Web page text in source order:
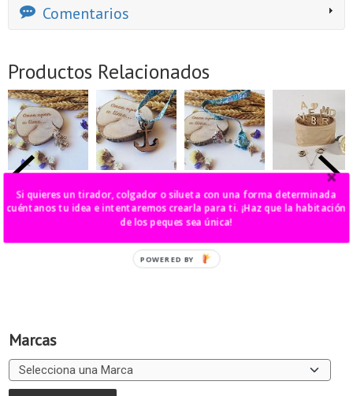
Marcas
Comentarios
Productos Relacionados
osito dorado
9,00 €
cordón liberty
9,00 €
rana
9,00 €
alfileres
personalizados
4,00 €
Si quieres un tirador, colgador o silueta con una forma determinada
cuéntanos tu idea e intentaremos crearla para ti. ¡Haz que la habitación
de los peques sea única!
POWERED BY